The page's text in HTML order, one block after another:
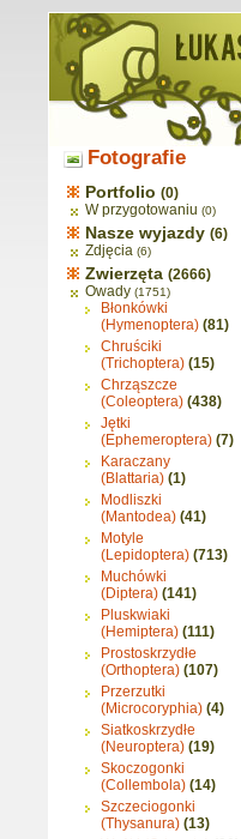
Fotografie
Portfolio (0)
W przygotowaniu (0)
Nasze wyjazdy (6)
Zdjęcia (6)
Zwierzęta (2666)
Owady (1751)
Błonkówki
(Hymenoptera) (81)
Chruściki
(Trichoptera) (15)
Chrząszcze
(Coleoptera) (438)
Jętki
(Ephemeroptera) (7)
Karaczany
(Blattaria) (1)
Modliszki
(Mantodea) (41)
Motyle
(Lepidoptera) (713)
Muchówki
(Diptera) (141)
Pluskwiaki
(Hemiptera) (111)
Prostoskrzydłe
(Orthoptera) (107)
Przerzutki
(Microcoryphia) (4)
Siatkoskrzydłe
(Neuroptera) (19)
Skoczogonki
(Collembola) (14)
Szczeciogonki
(Thysanura) (13)